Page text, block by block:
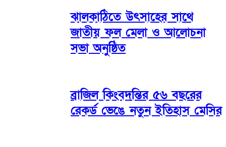
ঝালকাঠিতে উৎসাহের সাথে
জাতীয় ফল মেলা ও আলোচনা
সভা অনুষ্ঠিত
ব্রাজিল কিংবদন্তির ৫৬ বছরের
রেকর্ড ভেঙে নতুন ইতিহাস মেসির